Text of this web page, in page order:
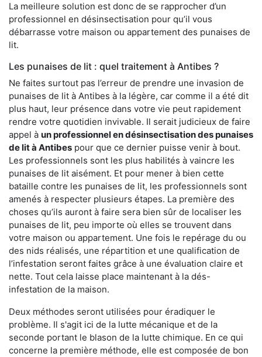
La meilleure solution est donc de se rapprocher d’un
professionnel en désinsectisation pour qu’il vous
débarrasse votre maison ou appartement des punaises de
lit.
Les punaises de lit : quel traitement à Antibes ?
Ne faites surtout pas l’erreur de prendre une invasion de
punaises de lit à Antibes à la légère, car comme il a été dit
plus haut, leur présence dans votre vie peut rapidement
rendre votre quotidien invivable. Il serait judicieux de faire
appel à un professionnel en désinsectisation des punaises
de lit à Antibes pour que ce dernier puisse venir à bout.
Les professionnels sont les plus habilités à vaincre les
punaises de lit aisément. Et pour mener à bien cette
bataille contre les punaises de lit, les professionnels sont
amenés à respecter plusieurs étapes. La première des
choses qu’ils auront à faire sera bien sûr de localiser les
punaises de lit, peu importe où elles se trouvent dans
votre maison ou appartement. Une fois le repérage du ou
des nids réalisés, une répartition et une qualification de
l’infestation seront faites grâce à une évaluation claire et
nette. Tout cela laisse place maintenant à la dés-
infestation de la maison.
Deux méthodes seront utilisées pour éradiquer le
problème. Il s'agit ici de la lutte mécanique et de la
seconde portant le blason de la lutte chimique. En ce qui
concerne la première méthode, elle est composée de bon